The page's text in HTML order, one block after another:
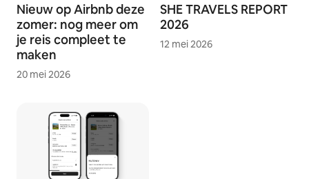
Nieuw op Airbnb deze
zomer: nog meer om
je reis compleet te
maken
20 mei 2026
SHE TRAVELS REPORT
2026
12 mei 2026